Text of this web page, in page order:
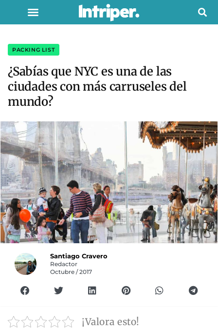
PACKING LIST
¿Sabías que NYC es una de las
ciudades con más carruseles del
mundo?
Santiago Cravero
Redactor
Octubre / 2017
¡Valora esto!